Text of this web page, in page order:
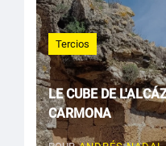
Tercios
LE CUBE DE
CARMONA